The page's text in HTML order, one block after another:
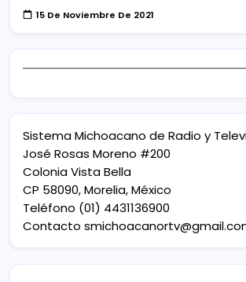
15 De Noviembre De 2021
Sistema Michoacano de Radio y
José Rosas Moreno #200
Colonia Vista Bella
CP 58090, Morelia, México
Teléfono (01) 4431136900
Contacto